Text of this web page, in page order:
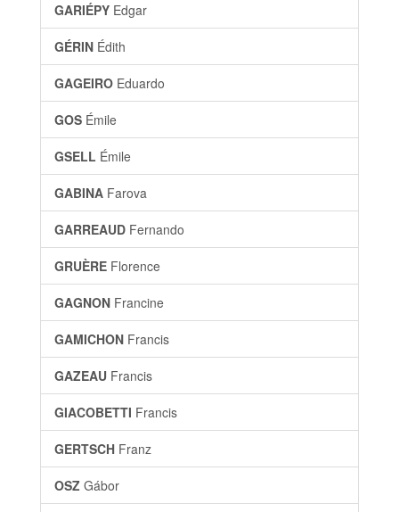
GARIÉPY Edgar
GÉRIN Édith
GAGEIRO Eduardo
GOS Émile
GSELL Émile
GABINA Farova
GARREAUD Fernando
GRUÈRE Florence
GAGNON Francine
GAMICHON Francis
GAZEAU Francis
GIACOBETTI Francis
GERTSCH Franz
OSZ Gábor